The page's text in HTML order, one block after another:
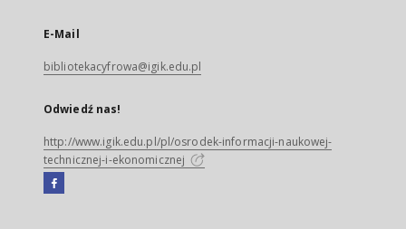
E-Mail
bibliotekacyfrowa@igik.edu.pl
Odwiedź nas!
http://www.igik.edu.pl/pl/osrodek-informacji-naukowej-
technicznej-i-ekonomicznej
Facebook